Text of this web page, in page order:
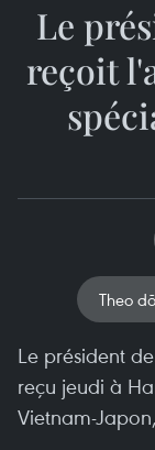
Le
reçoit
Theo
Le président
reçu jeudi à
Vietnam-